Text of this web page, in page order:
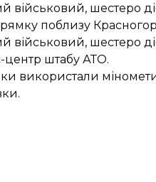
військовий, шестеро
поблизу
військовий, шестеро
центр штабу АТО.
використали